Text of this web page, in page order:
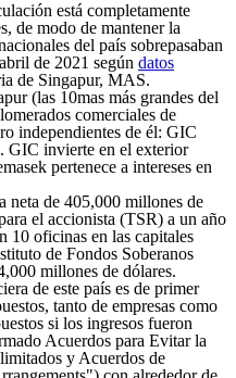
está completamente
de modo de mantener la
del país sobrepasaban
de 2021 según datos
de Singapur, MAS.
(las 10mas más grandes del
comerciales de
independientes de él: GIC
GIC invierte en el exterior
pertenece a intereses en
neta de 405,000 millones de
el accionista (TSR) a un año
10 oficinas en las capitales
de Fondos Soberanos
millones de dólares.
de este país es de primer
tanto de empresas como
si los ingresos fueron
Acuerdos para Evitar la
y Acuerdos de